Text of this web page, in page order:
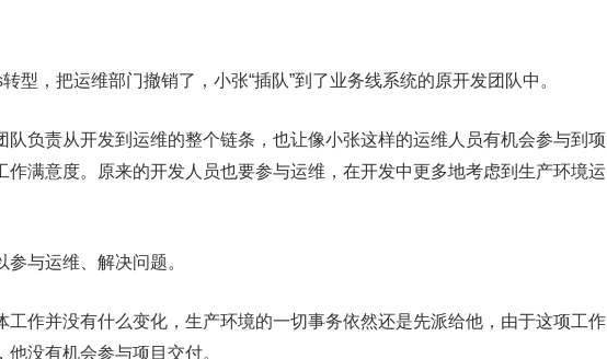
型，把运维部门撤销了，小张“插队”到了业务线系统的原开发团队中。
队负责从开发到运维的整个链条，也让像小张这样的运维人员有机会参与到项
作满意度。原来的开发人员也要参与运维，在开发中更多地考虑到生产环境运
与运维、解决问题。
工作并没有什么变化，生产环境的一切事务依然还是先派给他，由于这项工作
没有机会参与项目交付。